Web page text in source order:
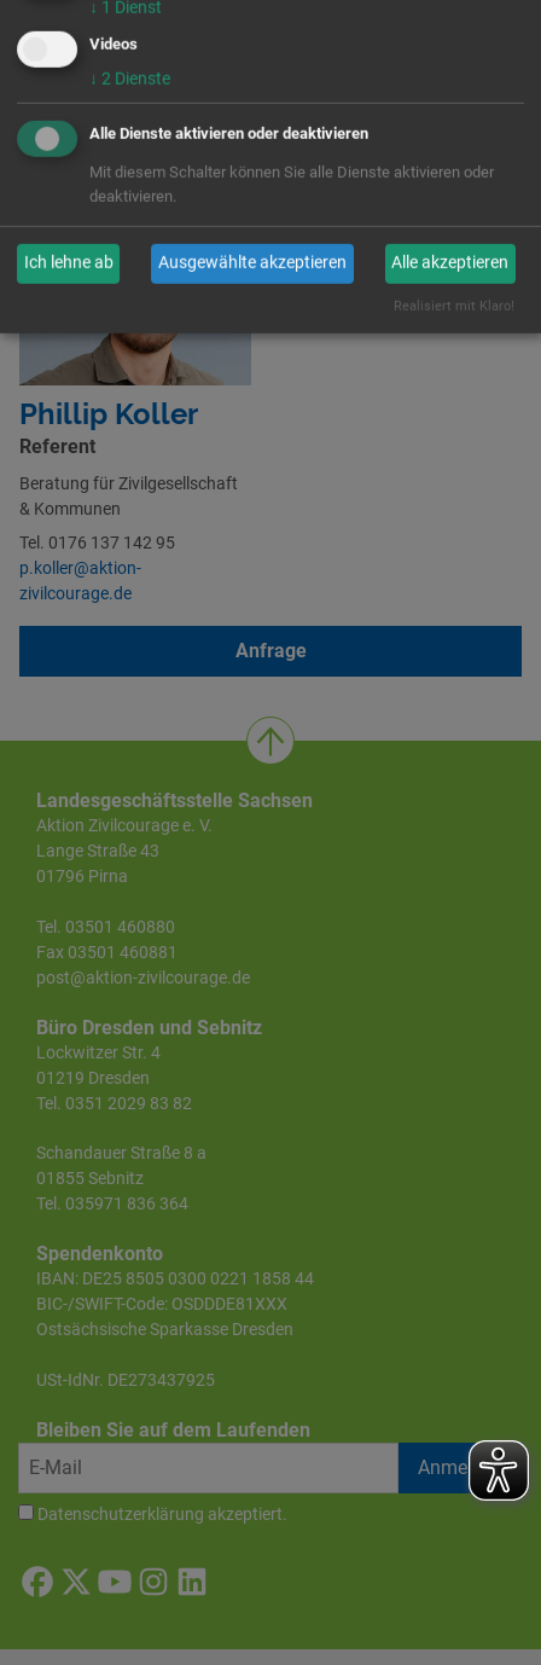
Frag uns
Phillip Koller
Referent
Beratung für Zivilgesellschaft
& Kommunen
Tel. 0176 137 142 95
p.koller@aktion-
zivilcourage.de
Anfrage
Landesgeschäftsstelle Sachsen
Aktion Zivilcourage e. V.
Lange Straße 43
01796 Pirna
Tel. 03501 460880
Fax 03501 460881
post@aktion-zivilcourage.de
Büro Dresden und Sebnitz
Lockwitzer Str. 4
01219 Dresden
Tel. 0351 2029 83 82
Schandauer Straße 8 a
01855 Sebnitz
Tel. 035971 836 364
Spendenkonto
IBAN: DE25 8505 0300 0221 1858 44
BIC-/SWIFT-Code: OSDDDE81XXX
Ostsächsische Sparkasse Dresden
USt-IdNr. DE273437925
Bleiben Sie auf dem Laufenden
Datenschutzerklärung akzeptiert.
↓ 1 Dienst
Videos
↓ 2 Dienste
Alle Dienste aktivieren oder deaktivieren
Mit diesem Schalter können Sie alle Dienste aktivieren oder
deaktivieren.
Ich lehne ab Ausgewählte akzeptieren Alle akzeptieren
Realisiert mit Klaro!